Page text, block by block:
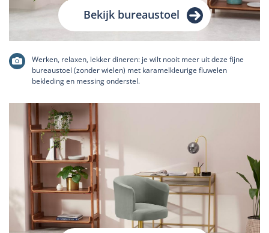
Bekijk bureaustoel
Werken, relaxen, lekker dineren: je wilt nooit meer uit deze fijne
bureaustoel (zonder wielen) met karamelkleurige fluwelen
bekleding en messing onderstel.